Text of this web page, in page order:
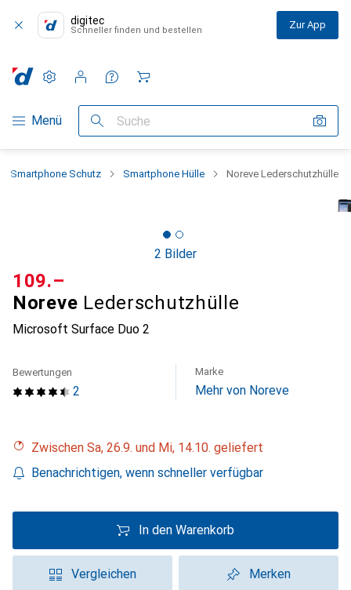
digitec
Schneller finden und bestellen Zur App
Navigation nach Kategorien
Menü Suche
Einstellungen
Kundenkonto
Vergleichslisten
Merklisten
Warenkorb
Smartphone Schutz Smartphone Hülle Noreve Lederschutzhülle
2 Bilder
Noreve Lederschutzhülle
Microsoft Surface Duo 2
CHF
109.–
2
Bewertungen Marke
Mehr von Noreve
Zwischen Sa, 26.9. und Mi, 14.10. geliefert
Benachrichtigen, wenn schneller verfügbar
In den Warenkorb
Vergleichen Merken